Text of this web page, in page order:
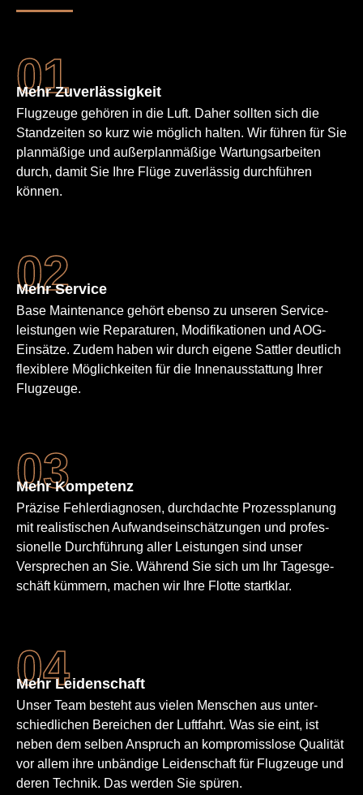
Mehr Zuverläs­sigkeit
Flugzeuge gehören in die Luft. Daher sollten sich die
Standzeiten so kurz wie möglich halten. Wir führen für Sie
planmäßige und außerplan­mäßige Wartungs­arbeiten
durch, damit Sie Ihre Flüge zuverlässig durchführen
können.
Mehr Service
Base Maintenance gehört ebenso zu unseren Service­
leistungen wie Reparaturen, Modifikationen und AOG-
Einsätze. Zudem haben wir durch eigene Sattler deutlich
flexiblere Möglichkeiten für die Innen­ausstattung Ihrer
Flugzeuge.
Mehr Kompetenz
Präzise Fehler­diagnosen, durchdachte Prozessplanung
mit realistischen Aufwands­einschätzungen und profes­
sionelle Durch­führung aller Leistungen sind unser
Versprechen an Sie. Während Sie sich um Ihr Tagesge­
schäft kümmern, machen wir Ihre Flotte startklar.
Mehr Leiden­schaft
Unser Team besteht aus vielen Menschen aus unter­
schied­lichen Bereichen der Luftfahrt. Was sie eint, ist
neben dem selben Anspruch an kompro­misslose Qualität
vor allem ihre unbändige Leiden­schaft für Flugzeuge und
deren Technik. Das werden Sie spüren.